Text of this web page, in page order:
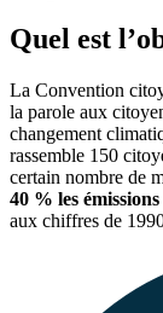
Quel est
La Convention
la parole aux
changement
rassemble 150
certain nombre de
40 % les
aux chiffres de